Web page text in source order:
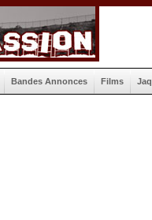
Bandes Annonces Films